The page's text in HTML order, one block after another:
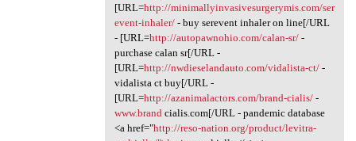
[URL=http://minimallyinvasivesurgerymis.com/ser
event-inhaler/- buy serevent inhaler on line[/URL
- [URL=http://autopawnohio.com/calan-sr/-
purchase calan sr[/URL -
[URL=http://nwdieselandauto.com/vidalista-ct/-
vidalista ct buy[/URL -
[URL=http://azanimalactors.com/brand-cialis/-
www.brandcialis.com[/URL - pandemic database
<a href="http://reso-nation.org/product/levitra-